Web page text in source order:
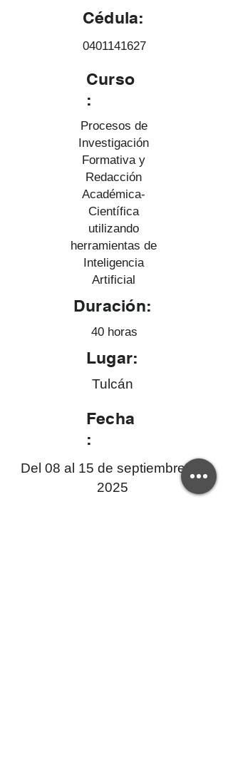
Cédula:
0401141627
Curso
:
Procesos de
Investigación
Formativa y
Redacción
Académica-
Científica
utilizando
herramientas de
Inteligencia
Artificial
Duración:
40 horas
Lugar:
Tulcán
Fecha
:
Del 08 al 15 de septiembre de
2025